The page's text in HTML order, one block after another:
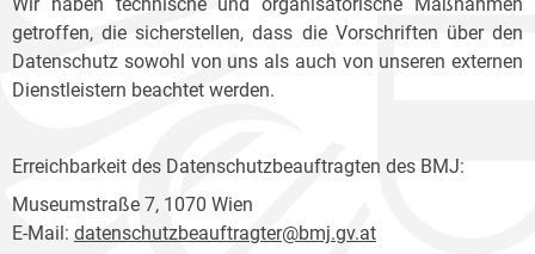
Wir haben technische und organisatorische Maßnahmen
getroffen, die sicherstellen, dass die Vorschriften über den
Datenschutz sowohl von uns als auch von unseren externen
Dienstleistern beachtet werden.
Erreichbarkeit des Datenschutzbeauftragten des BMJ:
Museumstraße 7, 1070 Wien
E-Mail: datenschutzbeauftragter@bmj.gv.at